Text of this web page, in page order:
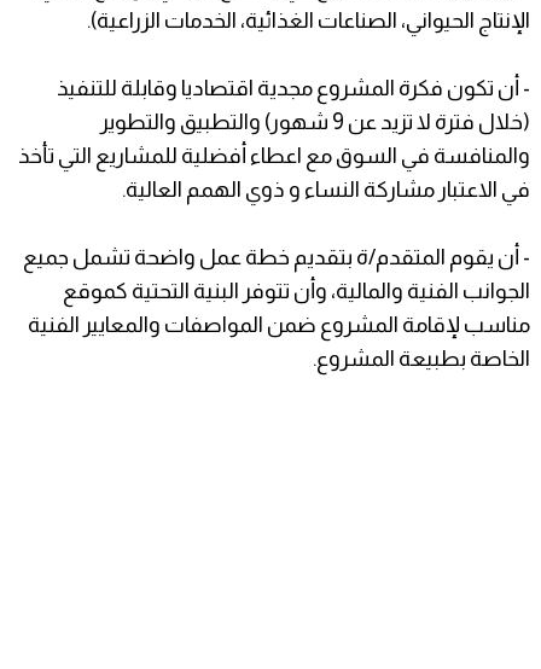
الإنتاج الحيواني، الصناعات الغذائية، الخدمات الزراعية).
- أن تكون فكرة المشروع مجدية اقتصاديا وقابلة للتنفيذ
(خلال فترة لا تزيد عن 9 شهور) والتطبيق والتطوير
والمنافسة في السوق مع اعطاء أفضلية للمشاريع التي تأخذ
في الاعتبار مشاركة النساء و ذوي الهمم العالية.
- أن يقوم المتقدم/ة بتقديم خطة عمل واضحة تشمل جميع
الجوانب الفنية والمالية، وأن تتوفر البنية التحتية كموقع
مناسب لإقامة المشروع ضمن المواصفات والمعايير الفنية
الخاصة بطبيعة المشروع.